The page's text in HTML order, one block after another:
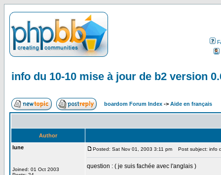
info du 10-10 mise à jour de b2 version
boardom Forum Index -> Aide en français
Author
lune
Joined: 01 Oct 2003
Posted: Sat Nov 01, 2003 3:11 pm Post subject: info
question : ( je suis fachée avec l'anglais )